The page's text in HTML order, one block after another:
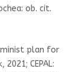
ob. cit.
plan for
CEPAL: